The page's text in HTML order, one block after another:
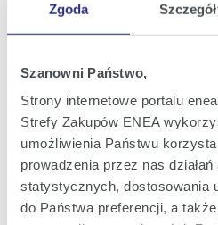
Zgoda
Szanowni Państwo,
Strony internetowe portalu
Strefy Zakupów ENEA
umożliwienia Państwu
prowadzenia przez nas
statystycznych, dostosowania
do Państwa preferencji, a
+48 605 783 059
Pozostałe
Informacje dla